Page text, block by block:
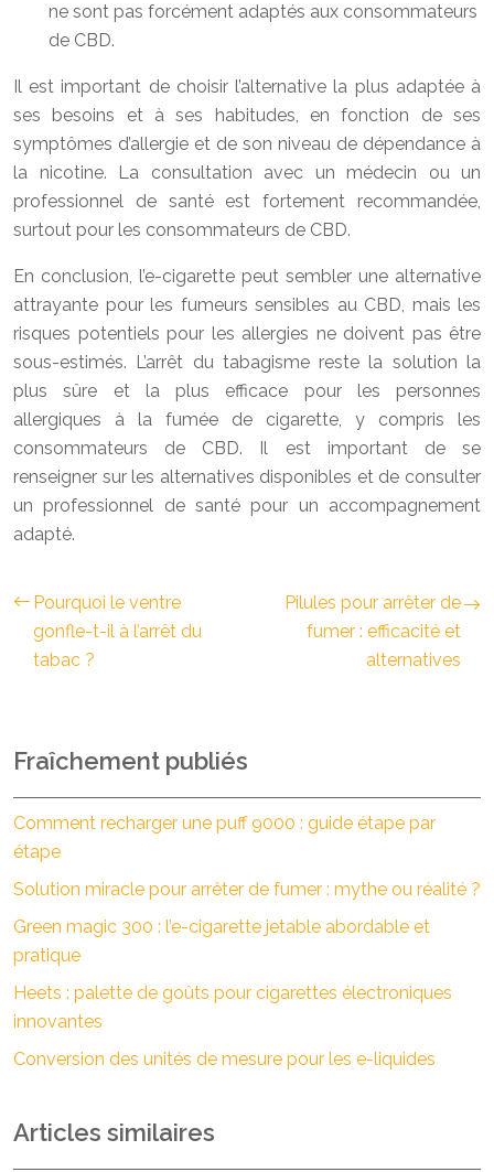
ne sont pas forcément adaptés aux consommateurs
de CBD.
Il est important de choisir l’alternative la plus adaptée à
ses besoins et à ses habitudes, en fonction de ses
symptômes d’allergie et de son niveau de dépendance à
la nicotine. La consultation avec un médecin ou un
professionnel de santé est fortement recommandée,
surtout pour les consommateurs de CBD.
En conclusion, l’e-cigarette peut sembler une alternative
attrayante pour les fumeurs sensibles au CBD, mais les
risques potentiels pour les allergies ne doivent pas être
sous-estimés. L’arrêt du tabagisme reste la solution la
plus sûre et la plus efficace pour les personnes
allergiques à la fumée de cigarette, y compris les
consommateurs de CBD. Il est important de se
renseigner sur les alternatives disponibles et de consulter
un professionnel de santé pour un accompagnement
adapté.
Pourquoi le ventre
gonfle-t-il à l’arrêt du
tabac ?
Pilules pour arrêter de
fumer : efficacité et
alternatives
Fraîchement publiés
Comment recharger une puff 9000 : guide étape par
étape
Solution miracle pour arrêter de fumer : mythe ou réalité ?
Green magic 300 : l’e-cigarette jetable abordable et
pratique
Heets : palette de goûts pour cigarettes électroniques
innovantes
Conversion des unités de mesure pour les e-liquides
Articles similaires